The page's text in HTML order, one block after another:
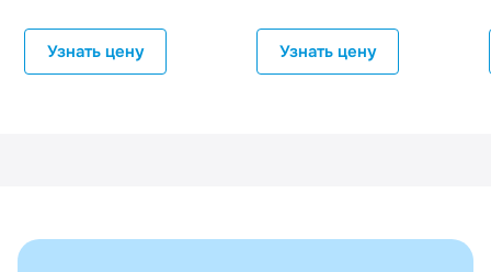
Узнать цену Узнать цену